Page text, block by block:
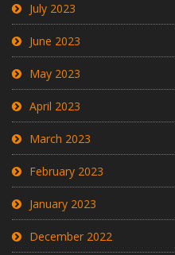
July 2023
June 2023
May 2023
April 2023
March 2023
February 2023
January 2023
December 2022